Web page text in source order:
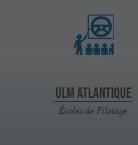
ULM Atlantique
Écoles de Pilotage